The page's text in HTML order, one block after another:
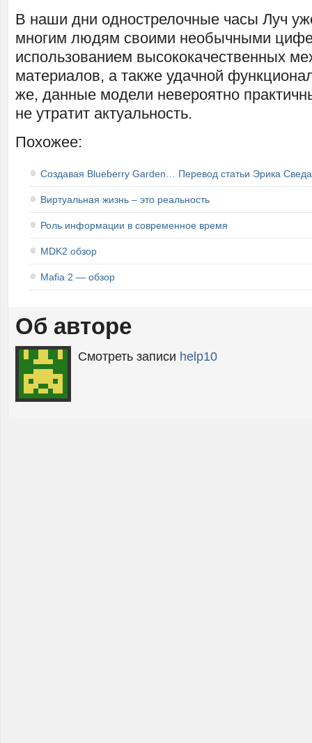
В наши дни однострелочные часы Луч
многим людям своими необычными
использованием высококачественных
материалов, а также удачной
же, данные модели невероятно
не утратит актуальность.
Похожее:
Создавая Blueberry Garden… Перевод статьи Эрика
Виртуальная жизнь – это реальность
Роль информации в современное время
MDK2 обзор
Mafia 2 — обзор
Об авторе
Смотреть записи help10